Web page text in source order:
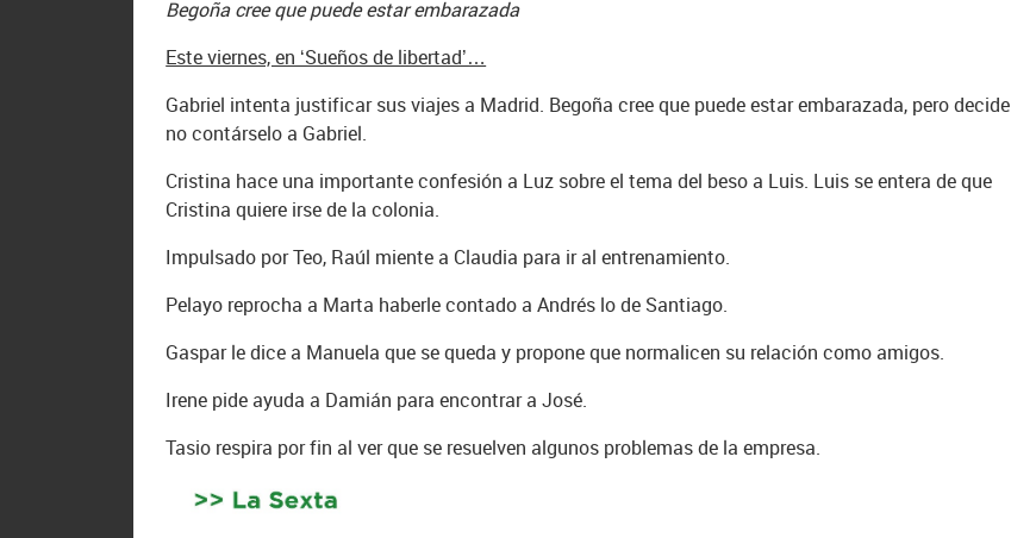
Begoña cree que puede estar embarazada
Este viernes, en ‘Sueños de libertad’…
Gabriel intenta justificar sus viajes a Madrid. Begoña cree que puede estar embarazada, pero decide
no contárselo a Gabriel.
Cristina hace una importante confesión a Luz sobre el tema del beso a Luis. Luis se entera de que
Cristina quiere irse de la colonia.
Impulsado por Teo, Raúl miente a Claudia para ir al entrenamiento.
Pelayo reprocha a Marta haberle contado a Andrés lo de Santiago.
Gaspar le dice a Manuela que se queda y propone que normalicen su relación como amigos.
Irene pide ayuda a Damián para encontrar a José.
Tasio respira por fin al ver que se resuelven algunos problemas de la empresa.